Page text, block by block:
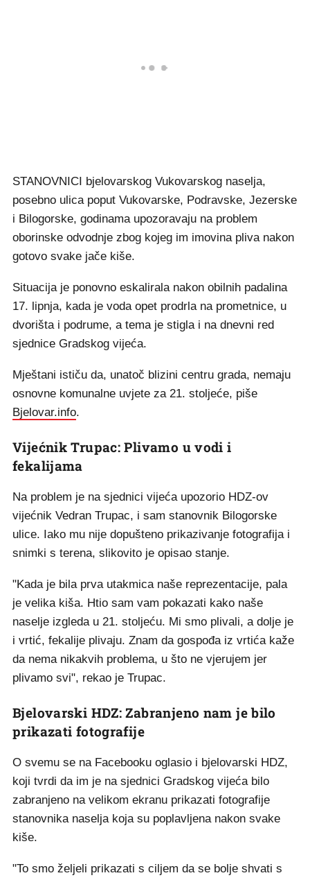
STANOVNICI bjelovarskog Vukovarskog naselja,
posebno ulica poput Vukovarske, Podravske, Jezerske
i Bilogorske, godinama upozoravaju na problem
oborinske odvodnje zbog kojeg im imovina pliva nakon
gotovo svake jače kiše.
Situacija je ponovno eskalirala nakon obilnih padalina
17. lipnja, kada je voda opet prodrla na prometnice, u
dvorišta i podrume, a tema je stigla i na dnevni red
sjednice Gradskog vijeća.
Mještani ističu da, unatoč blizini centru grada, nemaju
osnovne komunalne uvjete za 21. stoljeće, piše
Bjelovar.info.
Vijećnik Trupac: Plivamo u vodi i
fekalijama
Na problem je na sjednici vijeća upozorio HDZ-ov
vijećnik Vedran Trupac, i sam stanovnik Bilogorske
ulice. Iako mu nije dopušteno prikazivanje fotografija i
snimki s terena, slikovito je opisao stanje.
"Kada je bila prva utakmica naše reprezentacije, pala
je velika kiša. Htio sam vam pokazati kako naše
naselje izgleda u 21. stoljeću. Mi smo plivali, a dolje je
i vrtić, fekalije plivaju. Znam da gospođa iz vrtića kaže
da nema nikakvih problema, u što ne vjerujem jer
plivamo svi", rekao je Trupac.
Bjelovarski HDZ: Zabranjeno nam je bilo
prikazati fotografije
O svemu se na Facebooku oglasio i bjelovarski HDZ,
koji tvrdi da im je na sjednici Gradskog vijeća bilo
zabranjeno na velikom ekranu prikazati fotografije
stanovnika naselja koja su poplavljena nakon svake
kiše.
"To smo željeli prikazati s ciljem da se bolje shvati s